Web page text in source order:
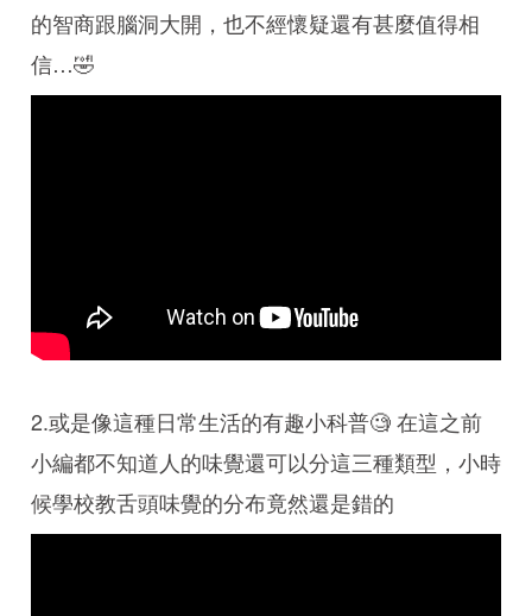
的智商跟腦洞大開，也不經懷疑還有甚麼值得相
信…🤣
2.或是像這種日常生活的有趣小科普🧐 在這之前
小編都不知道人的味覺還可以分這三種類型，小時
候學校教舌頭味覺的分布竟然還是錯的